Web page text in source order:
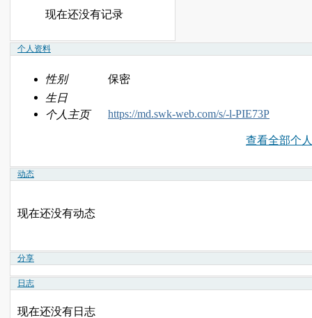
现在还没有记录
个人资料
性别
保密
生日
个人主页
https://md.swk-web.com/s/-l-PIE73P
查看全部个
动态
现在还没有动态
分享
日志
现在还没有日志